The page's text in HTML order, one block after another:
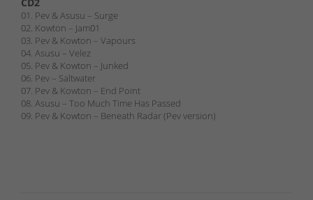
01. Pev & Asusu – Surge
02. Kowton – Jam01
03. Pev & Kowton – Vapours
04. Asusu – Velez
05. Pev & Kowton – Junked
06. Pev – Saltwater
07. Pev & Kowton – End Point
08. Asusu – Too Much Time Has Passed
09. Pev & Kowton – Beneath Radar (Pev version)